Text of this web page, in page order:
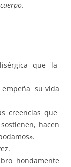
que la
su vida
creencias que
hacen
hondamente